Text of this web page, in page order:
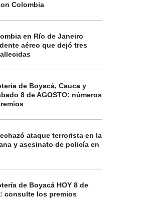
Colombia
en Río de Janeiro
aéreo que dejó tres
de Boyacá, Cauca y
8 de AGOSTO: números
ataque terrorista en la
y asesinato de policía en
de Boyacá HOY 8 de
consulte los premios